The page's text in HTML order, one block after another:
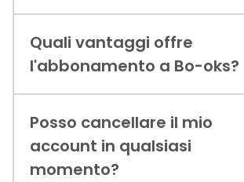
Quali vantaggi offre
l'abbonamento a Bo-oks?
Posso cancellare il mio
account in qualsiasi
momento?